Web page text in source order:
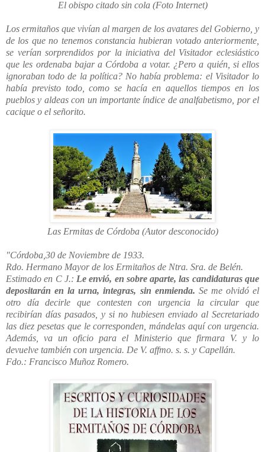
El obispo citado sin cola (Foto Internet)
Los ermitaños que vivían al margen de los avatares del Gobierno, y
de los que no tenemos constancia hubieran votado anteriormente,
se verían sorprendidos por la iniciativa del Visitador eclesiástico
que les ordenaba bajar a Córdoba a votar. ¿Pero a quién, si ellos
ignoraban todo de la política? No había problema: el Visitador lo
había previsto todo, como se hacía en aquellos tiempos en los
pueblos y aldeas con un importante índice de analfabetismo, por el
cacique o el señorito.
Las Ermitas de Córdoba (Autor desconocido)
"Córdoba,30 de Noviembre de 1933.
Rdo. Hermano Mayor de los Ermitaños de Ntra. Sra. de Belén.
Estimado en C J.: Le envió, en sobre aparte, las candidaturas que
depositarán en la urna, integras, sin enmienda. Se me olvidó el
otro día decirle que contesten con urgencia la circular que
recibirían días pasados, y si no hubiesen enviado al Secretariado
las diez pesetas que le corresponden, mándelas aquí con urgencia.
Además, va un oficio para el Ministerio que firmara V. y lo
devuelve también con urgencia. De V. affmo. s. s. y Capellán.
Fdo.: Francisco Muñoz Romero.